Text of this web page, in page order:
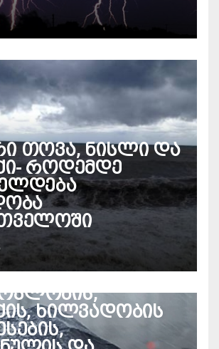
თოვა, ნისლი და
როდემდე
ეროვნული
–
ხილვადობის